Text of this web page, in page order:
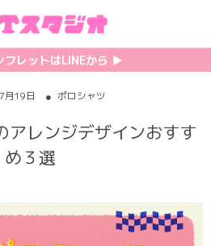
フレットはLINEから ▶︎︎
月19日 ポロシャツ
アレンジデザインおすす
め３選
方へ
一覧